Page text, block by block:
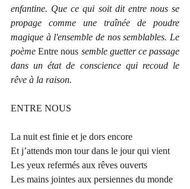
enfantine. Que ce qui soit dit entre nous se
propage comme une traînée de poudre
magique à l'ensemble de nos semblables. Le
poème Entre nous semble guetter ce passage
dans un état de conscience qui recoud le
rêve à la raison.
ENTRE NOUS
La nuit est finie et je dors encore
Et j’attends mon tour dans le jour qui vient
Les yeux refermés aux rêves ouverts
Les mains jointes aux persiennes du monde